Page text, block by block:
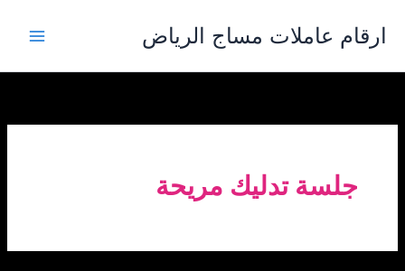
المحتوى
ارقام عاملات مساج الرياض
جلسة تدليك مريحة